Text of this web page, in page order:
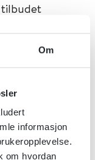
Om
informasjon
om hvordan
tilbudet
behov for
og når